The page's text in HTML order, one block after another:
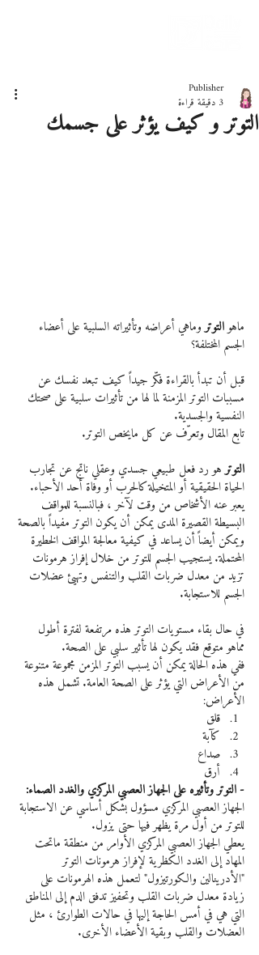
التوتر و كيف يؤثر على جسمك
Publisher
3 دقيقة قراءة
ماهو التوتر وماهي أعراضه وتأثيراته السلبية على أعضاء
الجسم المختلفة؟
قبل أن تبدأ بالقراءة فكّر جيداً كيف تبعد نفسك عن
مسببات التوتر المزمنة لما لها من تأثيرات سلبية على صحتك
النفسية والجسدية.
تابع المقال وتعرّف عن كل مايخص التوتر.
التوتر هو رد فعل طبيعي جسدي وعقلي ناتج عن تجارب
الحياة الحقيقية أو المتخيلة كالحرب أو وفاة أحد الأحباء.
يعبر عنه الأشخاص من وقت لآخر ، فبالنسبة للمواقف
البسيطة القصيرة المدى يمكن أن يكون التوتر مفيداً بالصحة
ويمكن أيضاً أن يساعد في كيفية معالجة المواقف الخطيرة
المحتملة. يستجيب الجسم للتوتر من خلال إفراز هرمونات
تزيد من معدل ضربات القلب والتنفس وتهيئ عضلات
الجسم للاستجابة.
في حال بقاء مستويات التوتر هذه مرتفعة لفترة أطول
مماهو متوقع فقد يكون لها تأثير سلبي على الصحة.
ففي هذه الحالة يمكن أن يسبب التوتر المزمن مجموعة متنوعة
من الأعراض التي يؤثر على الصحة العامة. تشمل هذه
الأعراض:
قلق
كآبة
صداع
أرق
- التوتر وتأثيره على الجهاز العصبي المركزي والغدد الصماء:
الجهاز العصبي المركزي مسؤول بشكل أساسي عن الاستجابة
للتوتر من أول مرة يظهر فيها حتى يزول.
يعطي الجهاز العصبي المركزي الأوامر من منطقة ماتحت
المهاد إلى الغدد الكظرية لإفراز هرمونات التوتر
"الأدرينالين والكورتيزول" لتعمل هذه الهرمونات على
زيادة معدل ضربات القلب وتحفيز تدفق الدم إلى المناطق
التي هي في أمس الحاجة إليها في حالات الطوارئ ، مثل
العضلات والقلب وبقية الأعضاء الأخرى.